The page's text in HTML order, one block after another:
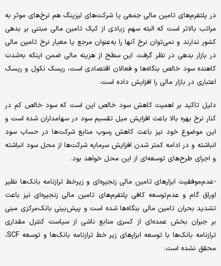
در پلتفرم‌‌‌های تامین مالی جمعی یا شرکت‌های لیزینگ هم نرخ‌های موثر به
مراتب بالاتر است که البته سهم زیادی از کیک تامین مالی مبتنی بر بدهی
کشور ندارند و نمی‌‌‌توان نرخ آنها را به‌عنوان مرجع یا معیار نرخ تامین مالی
در بازار بدهی در نظر گرفت. این سطح از هزینه مالی ضمن اینکه به‌شدت
کاهنده سود خالص بنگاه‌‌‌ها و فعالان اقتصادی است، ریسک نکول و ریسک
اعتباری در بازار مالی را افزایش داده است.
دلیل تاکید بر اهمیت کاهش سود خالص این است که سود خالص کم در
کنار نرخ بهره بالا باعث افزایش میل تقسیم سود در سهامداران شده است و
این موضوع خود نیز باعث کاهش رسوب منابع شرکت‌ها در حساب سود
انباشته و در ادامه کمتر شدن افزایش سرمایه شرکت‌ها از محل سود انباشته
و اجرای طرح‌‌‌های توسعه‌‌‌ای از این محل خواهد ‌‌‌بود.
-عدم‌موفقیت ابزارهای تامین مالی زنجیره‌‌‌ای و زیرخط ترازنامه بانک‌ها نظیر
اوراق گام و عدم‌توسعه کافی پلتفرم‌‌‌های تامین مالی زنجیره‌‌‌ای نیز باعث
تشدید بحران تامین مالی بنگاه‌‌‌ها شده است و پیش‌بینی بانک‌مرکزی مبنی
بر جبران بخش عمده‌‌‌ای از کسری منابع ناشی از سیاست کنترل مقداری
ترازنامه بانک‌ها با توسعه ابزارهای زیر خط ترازنامه بانک‌ها و توسعه SCF،
محقق نشده است.